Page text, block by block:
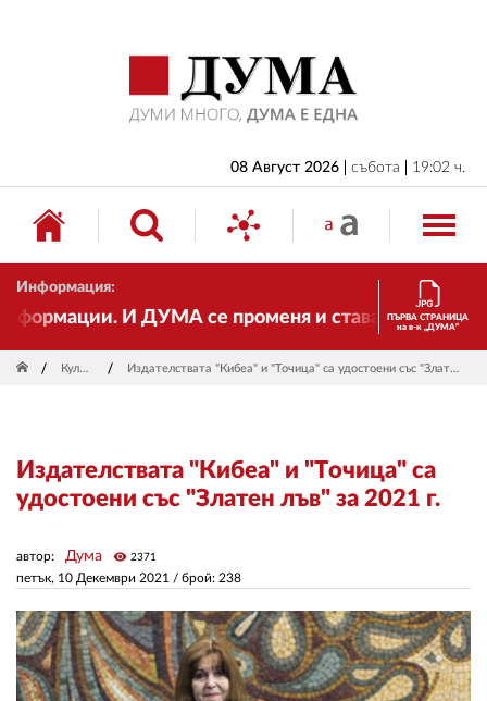
08 Август 2026 събота 19:02 ч.
Информация:
И ДУМА се променя и става електронно
ПЪРВА СТРАНИЦА
на в-к „ДУМА“
Култура Издателствата "Кибеа" и "Точица" са удостоени със "Златен лъв" за 2021 г.
Издателствата "Кибеа" и "Точица" са
удостоени със "Златен лъв" за 2021 г.
петък, 10 Декември 2021 / брой: 238
автор: Дума visibility 2371
БЪЛГАРИЯ
ИКОНОМИКА
ИЗБОРИ
СВЯТ
ДРУГИ
АВТОРИ
РЕДАКЦИЯ
КОНТАКТИ